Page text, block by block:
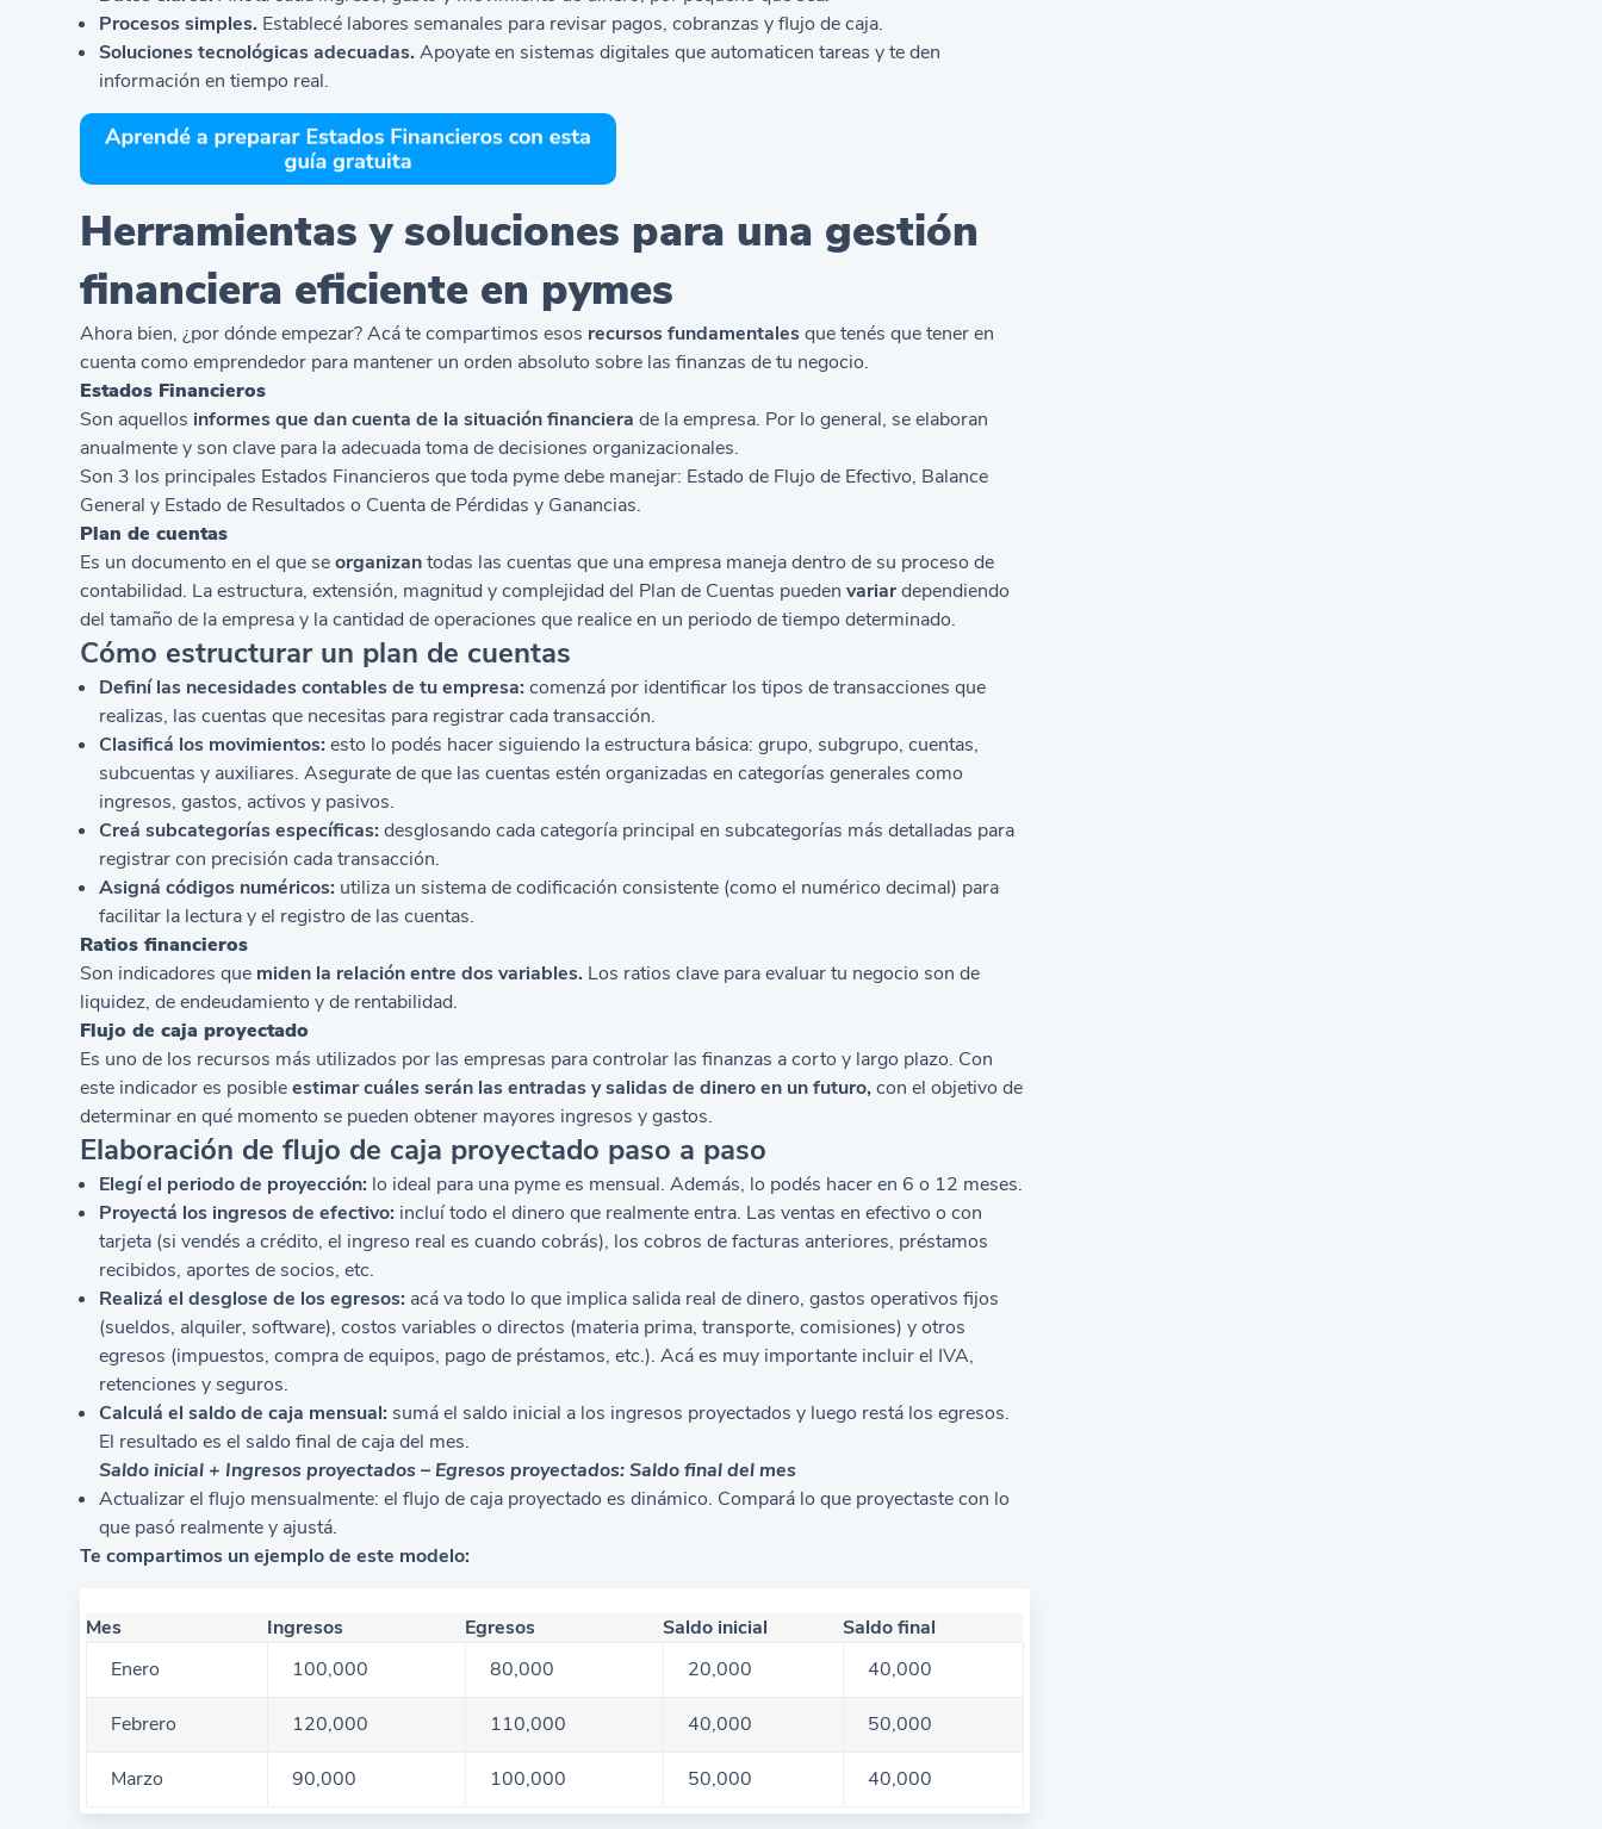
Procesos simples. Establecé labores semanales para revisar pagos, cobranzas y flujo de caja.
Soluciones tecnológicas adecuadas. Apoyate en sistemas digitales que automaticen tareas y te den
información en tiempo real.
Herramientas y soluciones para una gestión
financiera eficiente en pymes
Ahora bien, ¿por dónde empezar? Acá te compartimos esos recursos fundamentalesque tenés que tener en
cuenta como emprendedor para mantener un orden absoluto sobre las finanzas de tu negocio.
Estados Financieros
Son aquellos informes que dan cuenta de la situación financiera de la empresa. Por lo general, se elaboran
anualmente y son clave para la adecuada toma de decisiones organizacionales.
Son 3 los principales Estados Financieros que toda pyme debe manejar: Estado de Flujo de Efectivo, Balance
General y Estado de Resultados o Cuenta de Pérdidas y Ganancias.
Plan de cuentas
Es un documento en el que seorganizantodas las cuentas que una empresa maneja dentro de su proceso de
contabilidad. La estructura, extensión, magnitud y complejidad del Plan de Cuentas puedenvariardependiendo
del tamaño de la empresa y la cantidad de operaciones que realice en un periodo de tiempo determinado.
Cómo estructurar un plan de cuentas
Definí las necesidades contables de tu empresa: comenzá por identificar los tipos de transacciones que
realizas, las cuentas que necesitas para registrar cada transacción.
Clasificá los movimientos: esto lo podés hacer siguiendo la estructura básica: grupo, subgrupo, cuentas,
subcuentas y auxiliares. Asegurate de que las cuentas estén organizadas en categorías generales como
ingresos, gastos, activos y pasivos.
Creá subcategorías específicas: desglosando cada categoría principal en subcategorías más detalladas para
registrar con precisión cada transacción.
Asigná códigos numéricos: utiliza un sistema de codificación consistente (como el numérico decimal) para
facilitar la lectura y el registro de las cuentas.
Ratios financieros
Son indicadores que miden la relación entre dos variables. Los ratios clave para evaluar tu negocio son de
liquidez, de endeudamiento y de rentabilidad.
Flujo de caja proyectado
Es uno de los recursos más utilizados por las empresas para controlar las finanzas a corto y largo plazo. Con
este indicador es posibleestimar cuáles serán las entradas y salidas de dinero en un futuro, con el objetivo de
determinar en qué momento se pueden obtener mayores ingresos y gastos.
Elaboración de flujo de caja proyectado paso a paso
Elegí el periodo de proyección: lo ideal para una pyme es mensual. Además, lo podés hacer en 6 o 12 meses.
Proyectá los ingresos de efectivo: incluí todo el dinero que realmente entra. Las ventas en efectivo o con
tarjeta (si vendés a crédito, el ingreso real es cuando cobrás), los cobros de facturas anteriores, préstamos
recibidos, aportes de socios, etc.
Realizá el desglose de los egresos: acá va todo lo que implica salida real de dinero, gastos operativos fijos
(sueldos, alquiler, software), costos variables o directos (materia prima, transporte, comisiones) y otros
egresos (impuestos, compra de equipos, pago de préstamos, etc.). Acá es muy importante incluir el IVA,
retenciones y seguros.
Calculá el saldo de caja mensual: sumá el saldo inicial a los ingresos proyectados y luego restá los egresos.
El resultado es el saldo final de caja del mes.
Saldo inicial + Ingresos proyectados – Egresos proyectados: Saldo final del mes
Actualizar el flujo mensualmente: el flujo de caja proyectado es dinámico. Compará lo que proyectaste con lo
que pasó realmente y ajustá.
Te compartimos un ejemplo de este modelo:
Mes Ingresos Egresos Saldo inicial
Saldo final
Enero
100,000 80,000 20,000 40,000
Febrero 120,000 110,000 40,000 50,000
Marzo 90,000 100,000 50,000 40,000